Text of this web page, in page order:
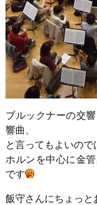
ブルックナーの交
響曲、
と言ってもよいの
ホルンを中心に金
です
飯守さんにちょっと